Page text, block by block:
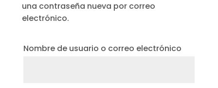
una contraseña nueva por correo
electrónico.
Nombre de usuario o correo electrónico